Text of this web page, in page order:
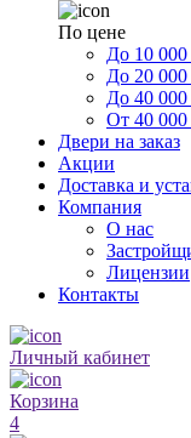
По цене
До 10 000
До 20 000
До 40 000
От 40 000
Двери на заказ
Акции
Доставка и
Компания
О нас
Лицензии
Контакты
Личный кабинет
Корзина
4